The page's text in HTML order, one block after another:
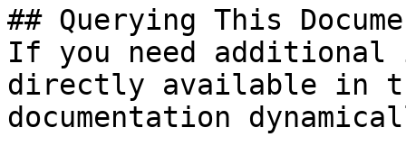
## Querying This
If you need
directly available in
documentation